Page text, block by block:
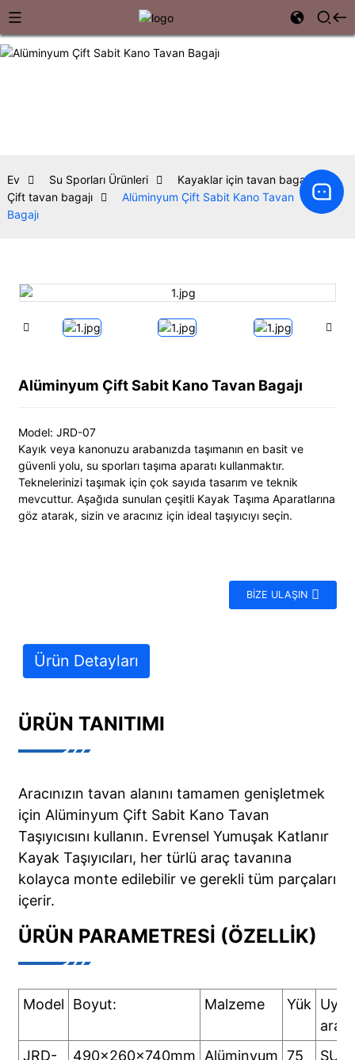
Ev Su Sporları Ürünleri
Kayaklar için tavan bagajı
Çift tavan bagajı
Alüminyum Çift Sabit Kano Tavan
Bagajı
Alüminyum Çift Sabit Kano Tavan Bagajı
Model: JRD-07
Kayık veya kanonuzu arabanızda taşımanın en basit ve
güvenli yolu, su sporları taşıma aparatı kullanmaktır.
Teknelerinizi taşımak için çok sayıda tasarım ve teknik
mevcuttur. Aşağıda sunulan çeşitli Kayak Taşıma Aparatlarına
göz atarak, sizin ve aracınız için ideal taşıyıcıyı seçin.
BIZE ULAŞIN
Ürün Detayları
ÜRÜN TANITIMI
Aracınızın tavan alanını tamamen genişletmek
için Alüminyum Çift Sabit Kano Tavan
Taşıyıcısını kullanın. Evrensel Yumuşak Katlanır
Kayak Taşıyıcıları, her türlü araç tavanına
kolayca monte edilebilir ve gerekli tüm parçaları
içerir.
ÜRÜN PARAMETRESI (ÖZELLIK)
Model Boyut: Malzeme Yük
araç
JRD-
490x260x740mm Alüminyum 75